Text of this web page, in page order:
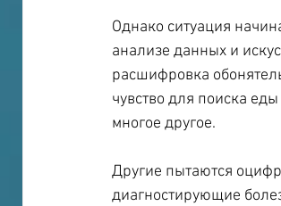
Однако ситуация
анализе данных и
расшифровка
чувство для поиска
многое другое.
Другие пытаются
диагностирующие